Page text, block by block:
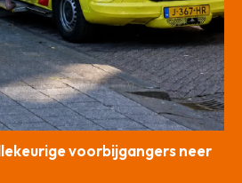
voorbijgangers neer